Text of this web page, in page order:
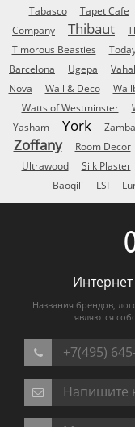
Tabasco
Tapet Cafe
Company
Thibaut
Timorous Beasties
Barcelona
Ugepa
Nova
Wall & Deco
Watts of Westminster
Yasham
York
Zoffany Room Decor
Ultrawood
Silk Plaster
Baoqili
LSI
Названия брендов,
являются
+7(495)
Напишите